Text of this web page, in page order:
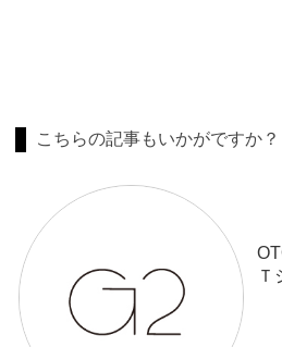
こちらの記事もいかがですか？
Ｔ